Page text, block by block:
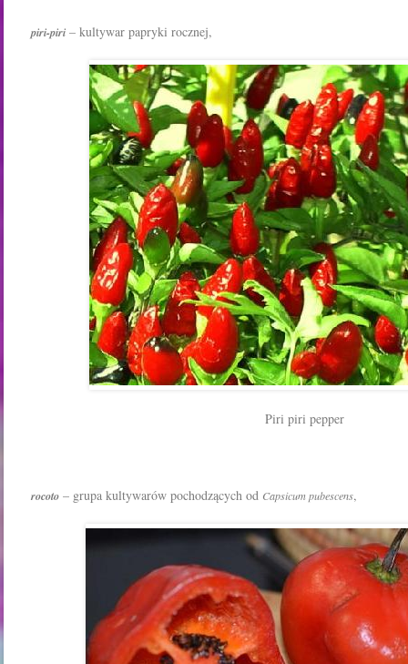
piri-piri – kultywar papryki rocznej,
Piri piri pepper
rocoto – grupa kultywarów pochodzących od Capsicum pubescens,